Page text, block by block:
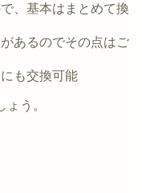
、基本はまとめて換
あるのでその点はご
も交換可能
う。